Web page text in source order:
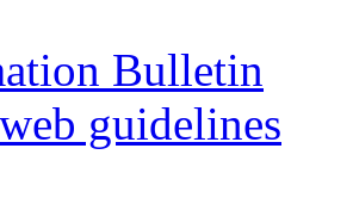
Bulletin
guidelines